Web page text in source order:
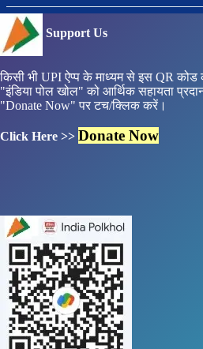
Support Us
किसी भी UPI ऐप्प के माध्यम से इस QR
"इंडिया पोल खोल" को आर्थिक सहायता
"Donate Now" पर टच/क्लिक करें।
Click Here >> Donate Now